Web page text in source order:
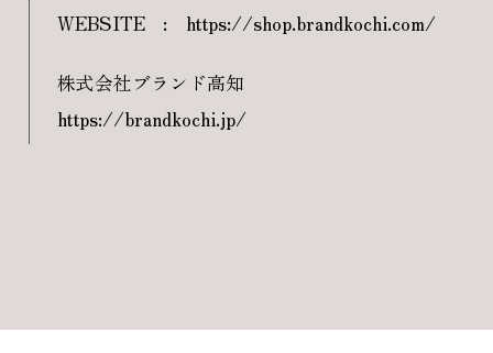
WEBSITE : https://shop.brandkochi.com/
株式会社ブランド高知
https://brandkochi.jp/